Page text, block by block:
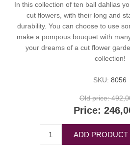
In this collection of ten ball dahlias
cut flowers, with their long and
durability. You can choose to use
make a pompous bouquet with
your dreams of a cut flower
collection!
SKU: 8056
Old price:
Price:
ADD PRODUCT